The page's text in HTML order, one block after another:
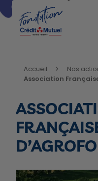
Vous êtes ici:
Accueil Nos
Association